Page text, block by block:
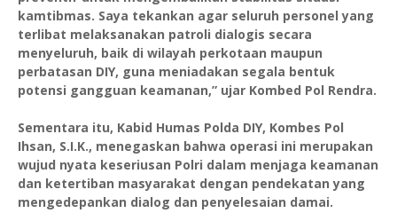
kamtibmas. Saya tekankan agar seluruh personel yang
terlibat melaksanakan patroli dialogis secara
menyeluruh, baik di wilayah perkotaan maupun
perbatasan DIY, guna meniadakan segala bentuk
potensi gangguan keamanan,” ujar Kombed Pol Rendra.
Sementara itu, Kabid Humas Polda DIY, Kombes Pol
Ihsan, S.I.K., menegaskan bahwa operasi ini merupakan
wujud nyata keseriusan Polri dalam menjaga keamanan
dan ketertiban masyarakat dengan pendekatan yang
mengedepankan dialog dan penyelesaian damai.